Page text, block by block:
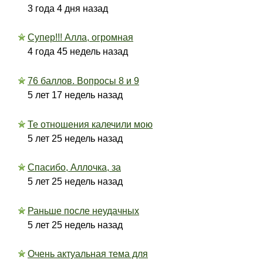
3 года 4 дня назад
Супер!!! Алла, огромная
4 года 45 недель назад
76 баллов. Вопросы 8 и 9
5 лет 17 недель назад
Те отношения калечили мою
5 лет 25 недель назад
Спасибо, Аллочка, за
5 лет 25 недель назад
Раньше после неудачных
5 лет 25 недель назад
Очень актуальная тема для